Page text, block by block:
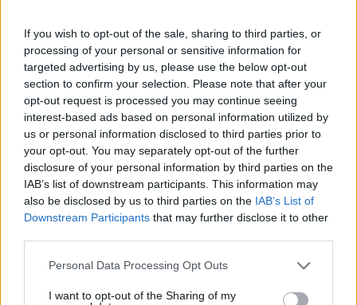
If you wish to opt-out of the sale, sharing to third parties, or
processing of your personal or sensitive information for
targeted advertising by us, please use the below opt-out
section to confirm your selection. Please note that after your
opt-out request is processed you may continue seeing
interest-based ads based on personal information utilized by
us or personal information disclosed to third parties prior to
your opt-out. You may separately opt-out of the further
disclosure of your personal information by third parties on the
IAB’s list of downstream participants. This information may
also be disclosed by us to third parties on the IAB’s List of
Downstream Participants that may further disclose it to other
Please note that this website/app uses one or more Google
not limited to your visit or usage behaviour. You may click to
Personal Data Processing Opt Outs
I want to opt-out of the Sharing of my
εδώ με αυτούς τους συμπαίκτες
10.05.2026, 00:00
Thema Insights